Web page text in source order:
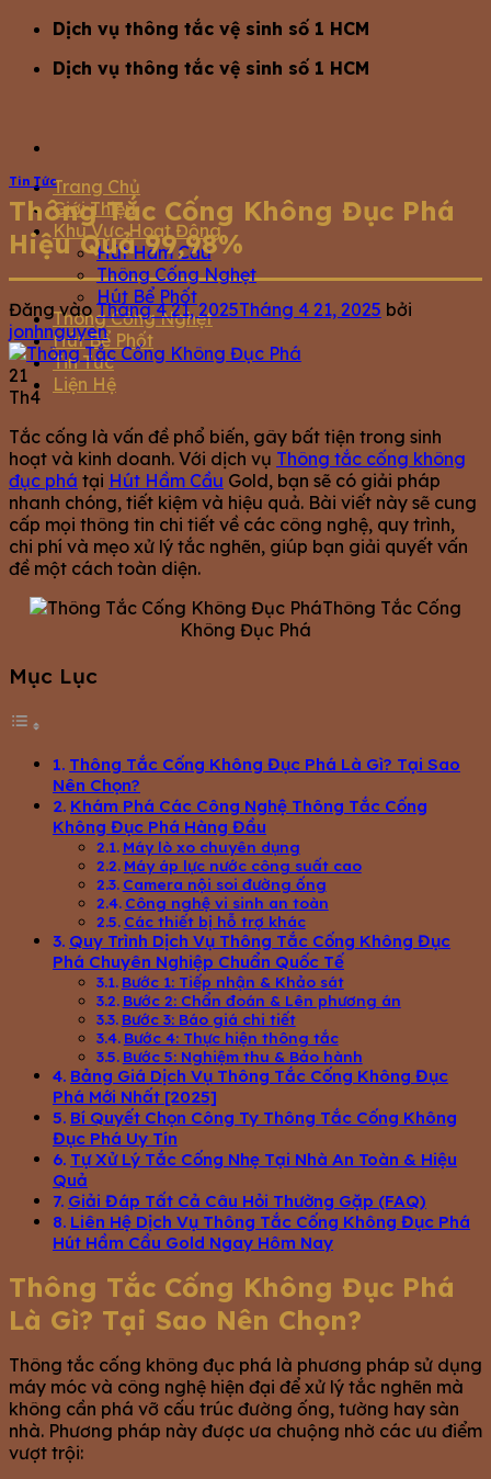
Dịch vụ thông tắc vệ sinh số 1 HCM
Dịch vụ thông tắc vệ sinh số 1 HCM
Trang Chủ
Giới Thiệu
Khu Vực Hoạt Động
Hút Hầm Cầu
Thông Cống Nghẹt
Hút Bể Phốt
Thông Cống Nghẹt
Hút Bể Phốt
Tin Tức
Liện Hệ
Tin Tức
Thông Tắc Cống Không Đục Phá
Hiệu Quả 99,98%
Đăng vào Tháng 4 21, 2025Tháng 4 21, 2025 bởi
jonhnguyen
21
Th4
Tắc cống là vấn đề phổ biến, gây bất tiện trong sinh
hoạt và kinh doanh. Với dịch vụ Thông tắc cống không
đục phá tại Hút Hầm Cầu Gold, bạn sẽ có giải pháp
nhanh chóng, tiết kiệm và hiệu quả. Bài viết này sẽ cung
cấp mọi thông tin chi tiết về các công nghệ, quy trình,
chi phí và mẹo xử lý tắc nghẽn, giúp bạn giải quyết vấn
đề một cách toàn diện.
Thông Tắc Cống
Không Đục Phá
Mục Lục
Thông Tắc Cống Không Đục Phá Là Gì? Tại Sao
Nên Chọn?
Khám Phá Các Công Nghệ Thông Tắc Cống
Không Đục Phá Hàng Đầu
Máy lò xo chuyên dụng
Máy áp lực nước công suất cao
Camera nội soi đường ống
Công nghệ vi sinh an toàn
Các thiết bị hỗ trợ khác
Quy Trình Dịch Vụ Thông Tắc Cống Không Đục
Phá Chuyên Nghiệp Chuẩn Quốc Tế
Bước 1: Tiếp nhận & Khảo sát
Bước 2: Chẩn đoán & Lên phương án
Bước 3: Báo giá chi tiết
Bước 4: Thực hiện thông tắc
Bước 5: Nghiệm thu & Bảo hành
Bảng Giá Dịch Vụ Thông Tắc Cống Không Đục
Phá Mới Nhất [2025]
Bí Quyết Chọn Công Ty Thông Tắc Cống Không
Đục Phá Uy Tín
Tự Xử Lý Tắc Cống Nhẹ Tại Nhà An Toàn & Hiệu
Quả
Giải Đáp Tất Cả Câu Hỏi Thường Gặp (FAQ)
Liên Hệ Dịch Vụ Thông Tắc Cống Không Đục Phá
Hút Hầm Cầu Gold Ngay Hôm Nay
Thông Tắc Cống Không Đục Phá
Là Gì? Tại Sao Nên Chọn?
Thông tắc cống không đục phá là phương pháp sử dụng
máy móc và công nghệ hiện đại để xử lý tắc nghẽn mà
không cần phá vỡ cấu trúc đường ống, tường hay sàn
nhà. Phương pháp này được ưa chuộng nhờ các ưu điểm
vượt trội: